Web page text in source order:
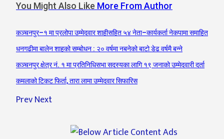
You Might Also Like More From Author
कञ्चनपुर–१ मा प्रलोपा उम्मेदवार शाहीसहित ५४ नेता–कार्यकर्ता नेकपामा समाहित
धनगढीमा बालेन शाहको सम्बोधन : २० वर्षमा नबनेको बाटो डेढ वर्षमै बन्ने
कञ्चनपुर क्षेत्र नं. १ मा प्रतिनिधिसभा सदस्यका लागि १९ जनाको उम्मेदवारी दर्ता
कमलाको टिकट फिर्ता, तारा लामा उम्मेदवार सिफारिस
PrevNext